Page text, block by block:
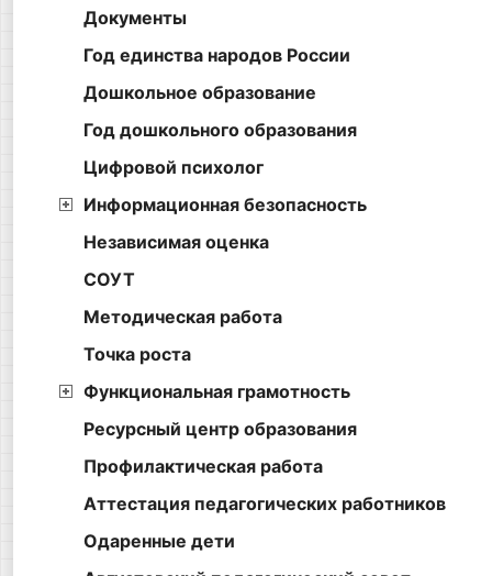
Документы
Год единства народов России
Дошкольное образование
Год дошкольного образования
Цифровой психолог
Информационная безопасность
Независимая оценка
СОУТ
Методическая работа
Точка роста
Функциональная грамотность
Ресурсный центр образования
Профилактическая работа
Аттестация педагогических работников
Одаренные дети